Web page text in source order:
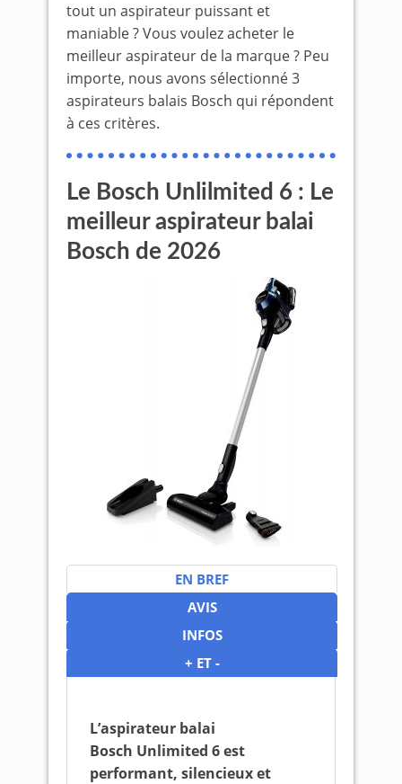
tout un aspirateur puissant et
maniable ? Vous voulez acheter le
meilleur aspirateur de la marque ? Peu
importe, nous avons sélectionné 3
aspirateurs balais Bosch qui répondent
à ces critères.
Le Bosch Unlilmited 6 : Le
meilleur aspirateur balai
Bosch de 2026
EN BREF
AVIS
INFOS
+ ET -
L’aspirateur balai
Bosch Unlimited 6 est
performant, silencieux et